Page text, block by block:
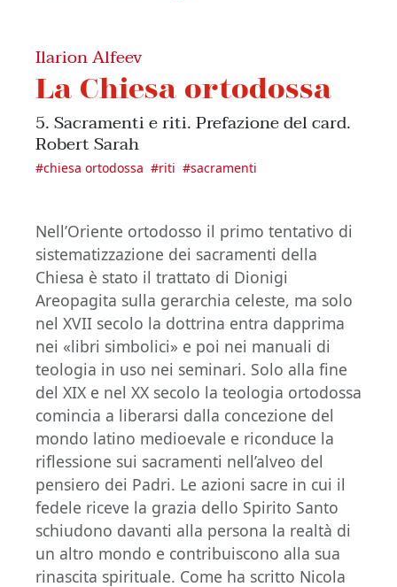
Ilarion Alfeev
La Chiesa ortodossa
5. Sacramenti e riti. Prefazione del card.
Robert Sarah
#chiesa ortodossa #riti #sacramenti
Nell’Oriente ortodosso il primo tentativo di
sistematizzazione dei sacramenti della
Chiesa è stato il trattato di Dionigi
Areopagita sulla gerarchia celeste, ma solo
nel XVII secolo la dottrina entra dapprima
nei «libri simbolici» e poi nei manuali di
teologia in uso nei seminari. Solo alla fine
del XIX e nel XX secolo la teologia ortodossa
comincia a liberarsi dalla concezione del
mondo latino medioevale e riconduce la
riflessione sui sacramenti nell’alveo del
pensiero dei Padri. Le azioni sacre in cui il
fedele riceve la grazia dello Spirito Santo
schiudono davanti alla persona la realtà di
un altro mondo e contribuiscono alla sua
rinascita spirituale. Come ha scritto Nicola